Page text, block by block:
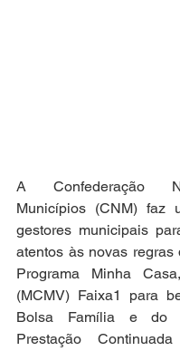
A Confederação
Municípios (CNM) faz
gestores municipais
atentos às novas regras
Programa Minha
(MCMV) Faixa1 para
Bolsa Família e do
Prestação